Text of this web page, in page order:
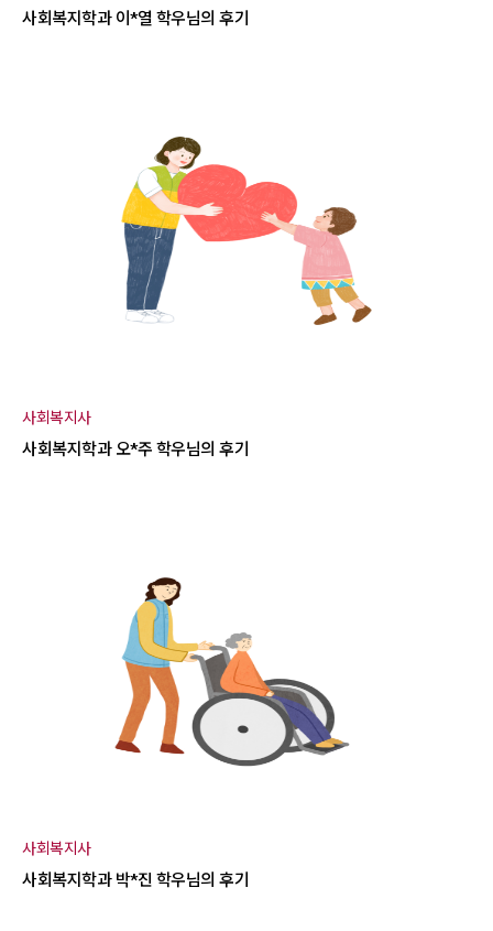
사회복지학과 이*열 학우님의 후기
사회복지사
사회복지학과 오*주 학우님의 후기
사회복지사
사회복지학과 박*진 학우님의 후기